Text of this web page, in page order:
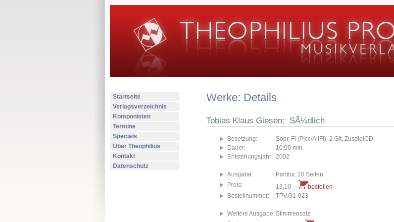
Startseite
Verlagsverzeichnis
Komponisten
Termine
Specials
Über Theophilius
Kontakt
Datenschutz
Werke: Details
Tobias Klaus Giesen: SÃ¼dlich
Besetzung:
Sopr, Fl (Picc/AltFl), 2 Git, ZuspielCD
Dauer:
10:00 min.
Entstehungsjahr: 2002
Ausgabe:
Partitur, 20 Seiten
Preis:
13,10
bestellen
Bestellnummer:
TPV.G1-023
Weitere Ausgabe:Stimmensatz